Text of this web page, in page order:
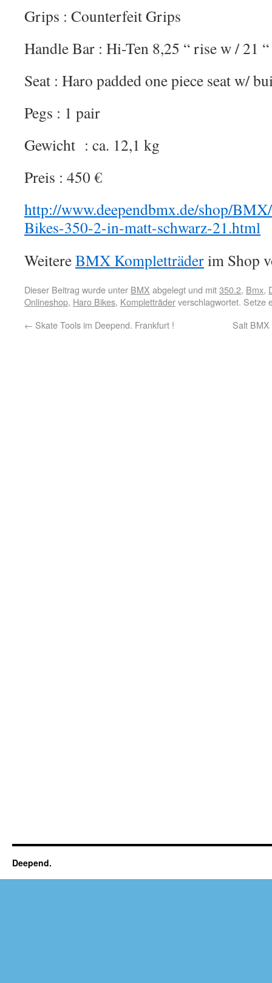
Grips : Counterfeit Grips
Handle Bar : Hi-Ten 8,25 “ rise w / 21
Seat : Haro padded one piece seat w/
Pegs : 1 pair
Gewicht : ca. 12,1 kg
Preis : 450 €
http://www.deependbmx.de/shop/
Bikes-350-2-in-matt-schwarz-21.html
WeitereBMX Kompletträderim Shop
Dieser Beitrag wurde unter BMX abgelegt und mit350.2, Bmx,
Onlineshop, Haro Bikes, Kompletträderverschlagwortet. Setze
← Skate Tools im Deepend. Frankfurt ! Salt
Deepend.